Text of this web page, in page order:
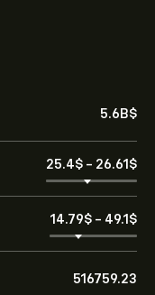
5.6B‎$‎
25.4‎$‎ - 26.61‎$‎
14.79‎$‎ - 49.1‎$‎
516759.23